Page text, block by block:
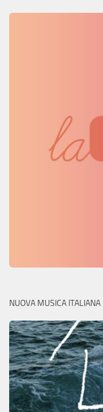
NUOVA MUSICA ITALIANA